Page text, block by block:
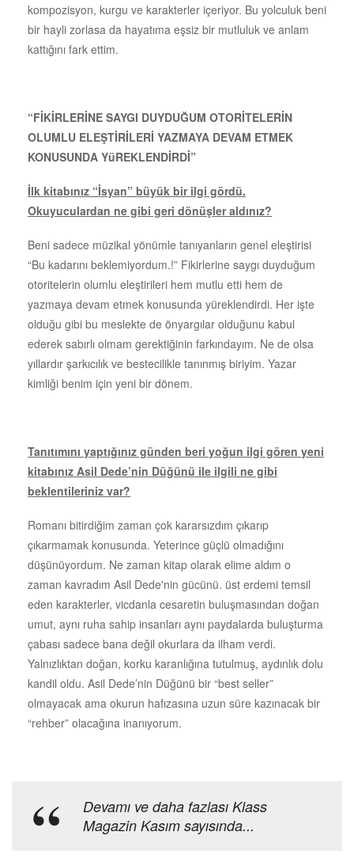
kompozisyon, kurgu ve karakterler içeriyor. Bu yolculuk beni
bir hayli zorlasa da hayatıma eşsiz bir mutluluk ve anlam
kattığını fark ettim.
“FİKİRLERİNE SAYGI DUYDUĞUM OTORİTELERİN
OLUMLU ELEŞTİRİLERİ YAZMAYA DEVAM ETMEK
KONUSUNDA YüREKLENDİRDİ”
İlk kitabınız “İsyan” büyük bir ilgi gördü.
Okuyuculardan ne gibi geri dönüşler aldınız?
Beni sadece müzikal yönümle tanıyanların genel eleştirisi
“Bu kadarını beklemiyordum.!” Fikirlerine saygı duyduğum
otoritelerin olumlu eleştirileri hem mutlu etti hem de
yazmaya devam etmek konusunda yüreklendirdi. Her işte
olduğu gibi bu meslekte de önyargılar olduğunu kabul
ederek sabırlı olmam gerektiğinin farkındayım. Ne de olsa
yıllardır şarkıcılık ve bestecilikle tanınmış biriyim. Yazar
kimliği benim için yeni bir dönem.
Tanıtımını yaptığınız günden beri yoğun ilgi gören yeni
kitabınız Asil Dede’nin Düğünü ile ilgili ne gibi
beklentileriniz var?
Romanı bitirdiğim zaman çok kararsızdım çıkarıp
çıkarmamak konusunda. Yeterince güçlü olmadığını
düşünüyordum. Ne zaman kitap olarak elime aldım o
zaman kavradım Asil Dede'nin gücünü. üst erdemi temsil
eden karakterler, vicdanla cesaretin buluşmasından doğan
umut, aynı ruha sahip insanları aynı paydalarda buluşturma
çabası sadece bana değil okurlara da ilham verdi.
Yalnızlıktan doğan, korku karanlığına tutulmuş, aydınlık dolu
kandil oldu. Asil Dede’nin Düğünü bir “best seller”
olmayacak ama okurun hafızasına uzun süre kazınacak bir
“rehber” olacağına inanıyorum.
Devamı ve daha fazlası Klass
Magazin Kasım sayısında...